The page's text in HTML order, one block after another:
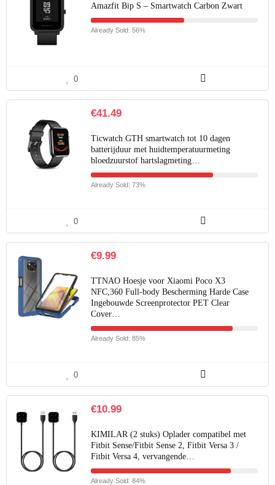
Amazfit Bip S – Smartwatch Carbon Zwart
Already Sold: 56%
0
€41.49
Ticwatch GTH smartwatch tot 10 dagen
batterijduur met huidtemperatuurmeting
bloedzuurstof hartslagmeting…
Already Sold: 73%
0
€9.99
TTNAO Hoesje voor Xiaomi Poco X3
NFC,360 Full-body Bescherming Harde Case
Ingebouwde Screenprotector PET Clear
Cover…
Already Sold: 85%
0
€10.99
KIMILAR (2 stuks) Oplader compatibel met
Fitbit Sense/Fitbit Sense 2, Fitbit Versa 3 /
Fitbit Versa 4, vervangende…
Already Sold: 84%